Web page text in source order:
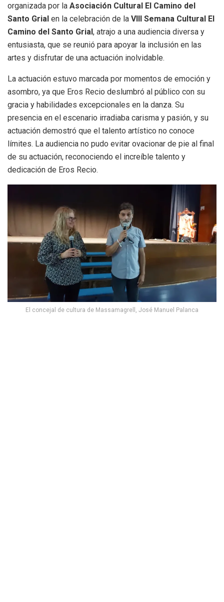
organizada por la Asociación Cultural El Camino del
Santo Grial en la celebración de la VIII Semana Cultural El
Camino del Santo Grial, atrajo a una audiencia diversa y
entusiasta, que se reunió para apoyar la inclusión en las
artes y disfrutar de una actuación inolvidable.
La actuación estuvo marcada por momentos de emoción y
asombro, ya que Eros Recio deslumbró al público con su
gracia y habilidades excepcionales en la danza. Su
presencia en el escenario irradiaba carisma y pasión, y su
actuación demostró que el talento artístico no conoce
límites. La audiencia no pudo evitar ovacionar de pie al final
de su actuación, reconociendo el increíble talento y
dedicación de Eros Recio.
El concejal de cultura de Massamagrell, José Manuel Palanca